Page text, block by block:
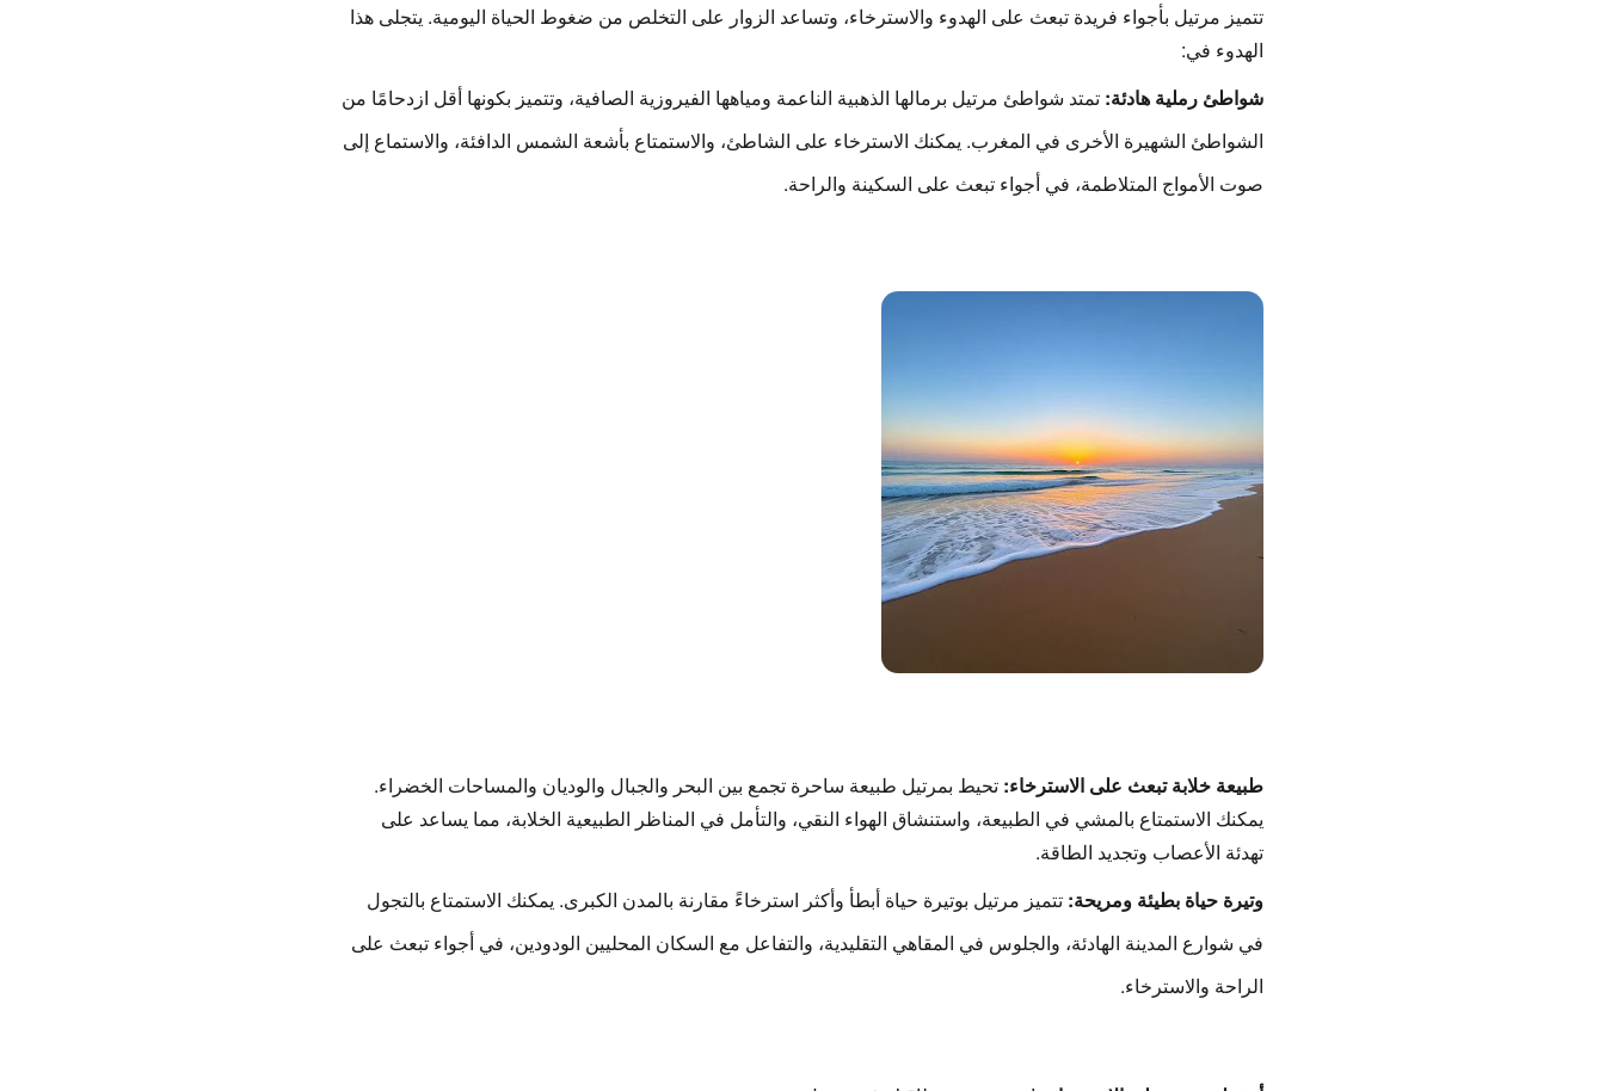
تتميز مرتيل بأجواء فريدة تبعث على الهدوء والاسترخاء، وتساعد الزوار على التخلص من ضغوط الحياة اليومية. يتجلى هذا
الهدوء في:
شواطئ رملية هادئة: تمتد شواطئ مرتيل برمالها الذهبية الناعمة ومياهها الفيروزية الصافية، وتتميز بكونها أقل ازدحامًا من
الشواطئ الشهيرة الأخرى في المغرب. يمكنك الاسترخاء على الشاطئ، والاستمتاع بأشعة الشمس الدافئة، والاستماع إلى
صوت الأمواج المتلاطمة، في أجواء تبعث على السكينة والراحة.
طبيعة خلابة تبعث على الاسترخاء: تحيط بمرتيل طبيعة ساحرة تجمع بين البحر والجبال والوديان والمساحات الخضراء.
يمكنك الاستمتاع بالمشي في الطبيعة، واستنشاق الهواء النقي، والتأمل في المناظر الطبيعية الخلابة، مما يساعد على
تهدئة الأعصاب وتجديد الطاقة.
وتيرة حياة بطيئة ومريحة: تتميز مرتيل بوتيرة حياة أبطأ وأكثر استرخاءً مقارنة بالمدن الكبرى. يمكنك الاستمتاع بالتجول
في شوارع المدينة الهادئة، والجلوس في المقاهي التقليدية، والتفاعل مع السكان المحليين الودودين، في أجواء تبعث على
الراحة والاسترخاء.